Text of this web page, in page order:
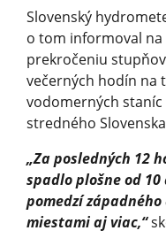
Slovenský
o tom informoval na
prekročeniu
večerných hodín na
vodomerných
stredného
„Za posledných 12
spadlo plošne od
pomedzí
miestami aj viac,“